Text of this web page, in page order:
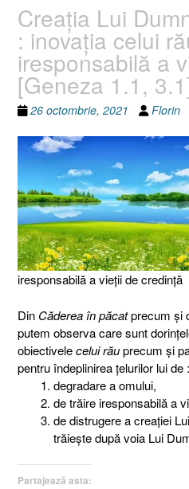
Creaţia Lui
: inovaţia celui
iresponsabilă a
[Geneza 1.1,
26 octombrie, 2021 Florin
iresponsabilă a vieţii de credinţă
Din Căderea în păcatprecum şi
putem observa care sunt
obiectivelecelui răuprecum şi
pentru îndeplinirea ţelurilor lui de :
degradare a omului,
de trăire iresponsabilă a
de distrugere a creaţiei
trăieşte după voia Lui
Partajează asta: